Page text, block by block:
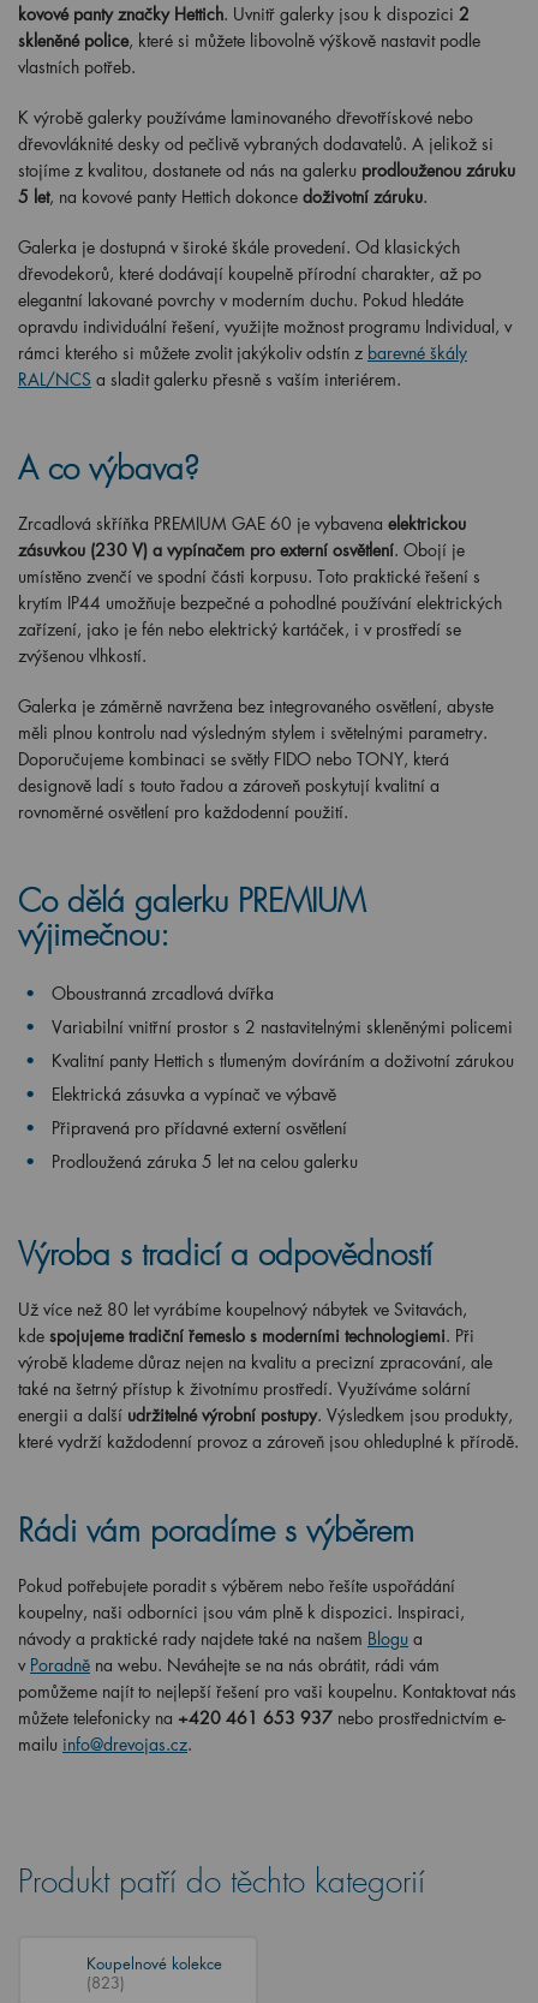
kovové panty značky Hettich. Uvnitř galerky jsou k dispozici 2
skleněné police, které si můžete libovolně výškově nastavit podle
vlastních potřeb.
K výrobě galerky používáme laminovaného dřevotřískové nebo
dřevovláknité desky od pečlivě vybraných dodavatelů. A jelikož si
stojíme z kvalitou, dostanete od nás na galerku prodlouženou záruku
5 let, na kovové panty Hettich dokonce doživotní záruku.
Galerka je dostupná v široké škále provedení. Od klasických
dřevodekorů, které dodávají koupelně přírodní charakter, až po
elegantní lakované povrchy v moderním duchu. Pokud hledáte
opravdu individuální řešení, využijte možnost programu Individual, v
rámci kterého si můžete zvolit jakýkoliv odstín z barevné škály
RAL/NCS a sladit galerku přesně s vaším interiérem.
A co výbava?
Zrcadlová skříňka PREMIUM GAE 60 je vybavena elektrickou
zásuvkou (230 V) a vypínačem pro externí osvětlení. Obojí je
umístěno zvenčí ve spodní části korpusu. Toto praktické řešení s
krytím IP44 umožňuje bezpečné a pohodlné používání elektrických
zařízení, jako je fén nebo elektrický kartáček, i v prostředí se
zvýšenou vlhkostí.
Galerka je záměrně navržena bez integrovaného osvětlení, abyste
měli plnou kontrolu nad výsledným stylem i světelnými parametry.
Doporučujeme kombinaci se světly FIDO nebo TONY, která
designově ladí s touto řadou a zároveň poskytují kvalitní a
rovnoměrné osvětlení pro každodenní použití.
Co dělá galerku PREMIUM
výjimečnou:
Oboustranná zrcadlová dvířka
Variabilní vnitřní prostor s 2 nastavitelnými skleněnými policemi
Kvalitní panty Hettich s tlumeným dovíráním a doživotní zárukou
Elektrická zásuvka a vypínač ve výbavě
Připravená pro přídavné externí osvětlení
Prodloužená záruka 5 let na celou galerku
Výroba s tradicí a odpovědností
Už více než 80 let vyrábíme koupelnový nábytek ve Svitavách,
kde spojujeme tradiční řemeslo s moderními technologiemi. Při
výrobě klademe důraz nejen na kvalitu a precizní zpracování, ale
také na šetrný přístup k životnímu prostředí. Využíváme solární
energii a další udržitelné výrobní postupy. Výsledkem jsou produkty,
které vydrží každodenní provoz a zároveň jsou ohleduplné k přírodě.
Rádi vám poradíme s výběrem
Pokud potřebujete poradit s výběrem nebo řešíte uspořádání
koupelny, naši odborníci jsou vám plně k dispozici. Inspiraci,
návody a praktické rady najdete také na našem Blogu a
v Poradně na webu. Neváhejte se na nás obrátit, rádi vám
pomůžeme najít to nejlepší řešení pro vaši koupelnu. Kontaktovat nás
můžete telefonicky na +420 461 653 937 nebo prostřednictvím e-
mailu info@drevojas.cz.
Produkt patří do těchto kategorií
Koupelnové kolekce
(823)